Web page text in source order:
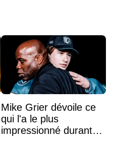
Mike Grier dévoile ce
qui l'a le plus
impressionné durant